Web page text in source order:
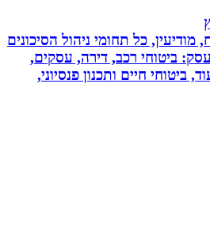
כל תחומי ניהול הסיכונים
רכב, דירה, עסקים,
חיים ותכנון פנסיוני,